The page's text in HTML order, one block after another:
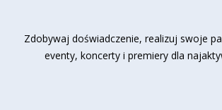
Zdobywaj doświadczenie, realizuj swoje
eventy, koncerty i premiery dla